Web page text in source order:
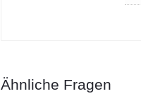
Ähnliche Fragen